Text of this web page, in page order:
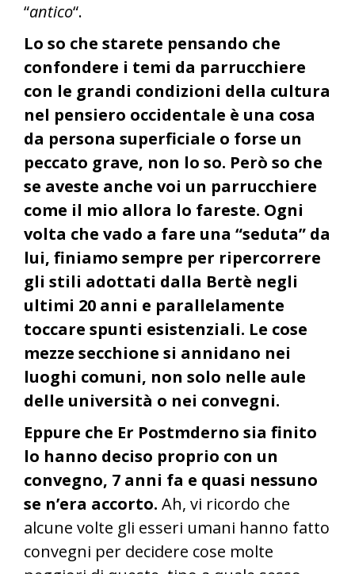
“antico“.
Lo so che starete pensando che
confondere i temi da parrucchiere
con le grandi condizioni della cultura
nel pensiero occidentale è una cosa
da persona superficiale o forse un
peccato grave, non lo so. Però so che
se aveste anche voi un parrucchiere
come il mio allora lo fareste. Ogni
volta che vado a fare una “seduta” da
lui, finiamo sempre per ripercorrere
gli stili adottati dalla Bertè negli
ultimi 20 anni e parallelamente
toccare spunti esistenziali. Le cose
mezze secchione si annidano nei
luoghi comuni, non solo nelle aule
delle università o nei convegni.
Eppure che Er Postmderno sia finito
lo hanno deciso proprio con un
convegno, 7 anni fa e quasi nessuno
se n’era accorto. Ah, vi ricordo che
alcune volte gli esseri umani hanno fatto
convegni per decidere cose molte